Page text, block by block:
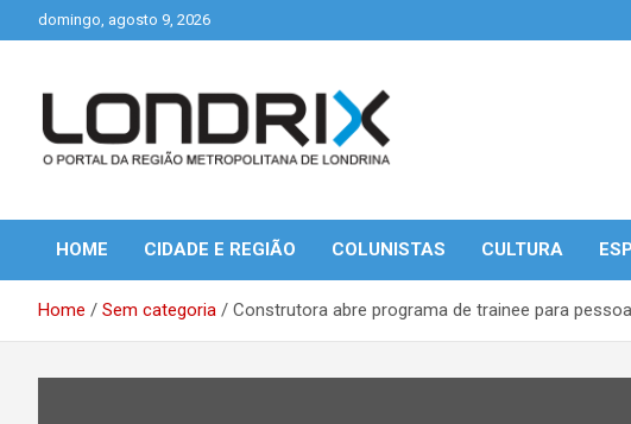
to
domingo, agosto 9, 2026
Londrix
HOME CIDADE E REGIÃO COLUNISTAS CULTURA
Home Sem categoria Construtora abre programa de trainee para